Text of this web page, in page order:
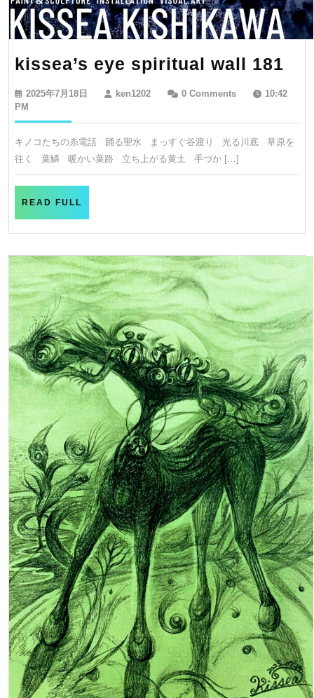
kissea’s eye spiritual wall 181
181
2025年7月18日
2025
18
日
ken1202ken12020 Comments
10:42
PM
キノコたちの糸電話 踊る聖水 まっすぐ谷渡り 光る川底 草原を
往く 葉鱗 暖かい葉路 立ち上がる黄土 手づか […]
READ FULL